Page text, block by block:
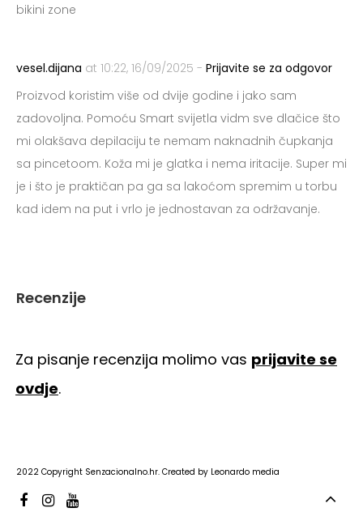
bikini zone
vesel.dijana at 10:22, 16/09/2025 - Prijavite se za odgovor
Proizvod koristim više od dvije godine i jako sam
zadovoljna. Pomoću Smart svijetla vidm sve dlačice što
mi olakšava depilaciju te nemam naknadnih čupkanja
sa pincetoom. Koža mi je glatka i nema iritacije. Super mi
je i što je praktičan pa ga sa lakoćom spremim u torbu
kad idem na put i vrlo je jednostavan za održavanje.
Recenzije
Za pisanje recenzija molimo vas prijavite se
ovdje.
2022 Copyright Senzacionalno.hr. Created by Leonardo media